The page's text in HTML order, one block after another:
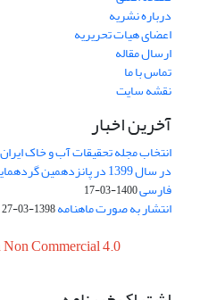
درباره نشریه
اعضای هیات تحریریه
ارسال مقاله
تماس با ما
نقشه سایت
آخرین اخبار
انتخاب مجله تحقیقات آب و خاک
در سال 1399 در پانزدهمین
فارسی1400-03-17
انتشار به صورت ماهنامه1398-03-27
Commercial 4.0